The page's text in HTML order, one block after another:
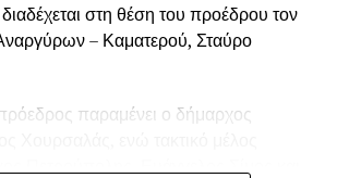
στη θέση του προέδρου τον
– Καματερού, Σταύρο
παραμένει ο δήμαρχος